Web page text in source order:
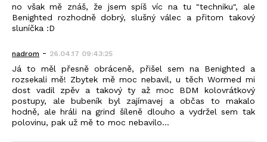
no však mě znáš, že jsem spíš víc na tu "techniku", ale
Benighted rozhodně dobrý, slušný válec a přitom takový
sluníčka :D
nadrom - 26.04.17 09:43:25
Já to měl přesně obráceně, přišel sem na Benighted a
rozsekali mě! Zbytek mě moc nebavil, u těch Wormed mi
dost vadil zpěv a takový ty až moc BDM kolovrátkový
postupy, ale bubeník byl zajímavej a občas to makalo
hodně, ale hráli na grind šíleně dlouho a vydržel sem tak
polovinu, pak už mě to moc nebavilo...